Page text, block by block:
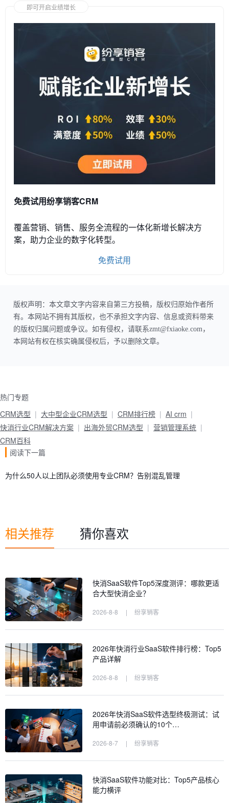
即可开启业绩增长
免费试用纷享销客CRM
覆盖营销、销售、服务全流程的一体化新增长解决方
案，助力企业的数字化转型。
免费试用
版权声明：本文章文字内容来自第三方投稿，版权归原始作者所
有。本网站不拥有其版权，也不承担文字内容、信息或资料带来
的版权归属问题或争议。如有侵权，请联系zmt@fxiaoke.com，
本网站有权在核实确属侵权后，予以删除文章。
热门专题
CRM选型
大中型企业CRM选型 CRM排行榜
AI crm
快消行业CRM解决方案
出海外贸CRM选型
营销管理系统
CRM百科
阅读下一篇
为什么50人以上团队必须使用专业CRM？告别混乱管理
相关推荐 猜你喜欢
快消SaaS软件Top5深度测评：哪款更适
合大型快消企业？
2026-8-8 | 纷享销客
2026年快消行业SaaS软件排行榜：Top5
产品详解
2026-8-8 | 纷享销客
2026年快消SaaS软件选型终极测试：试
用申请前必须确认的10个…
2026-8-7 | 纷享销客
快消SaaS软件功能对比：Top5产品核心
能力横评